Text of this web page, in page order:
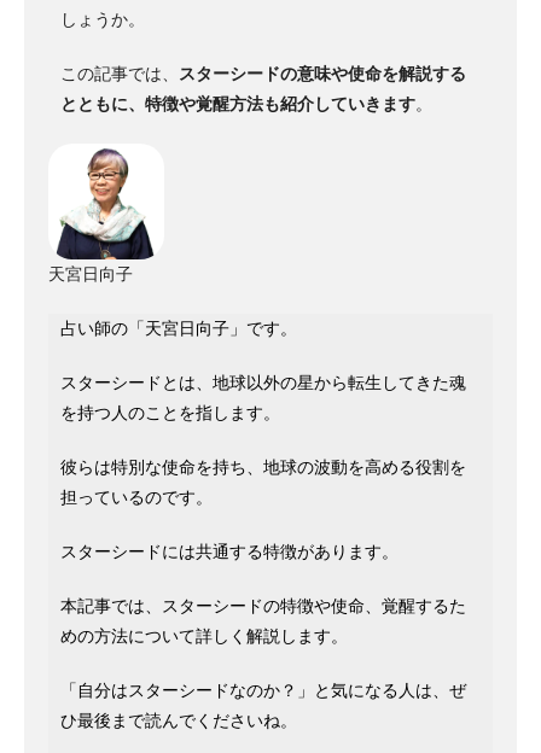
しょうか。
この記事では、
スターシードの意味や使命を解説する
とともに、特徴や覚醒方法も紹介していきます。
天宮日向子
占い師の「天宮日向子」です。
スターシードとは、地球以外の星から転生してきた魂
を持つ人のことを指します。
彼らは特別な使命を持ち、地球の波動を高める役割を
担っているのです。
スターシードには共通する特徴があります。
本記事では、スターシードの特徴や使命、覚醒するた
めの方法について詳しく解説します。
「自分はスターシードなのか？」と気になる人は、ぜ
ひ最後まで読んでくださいね。